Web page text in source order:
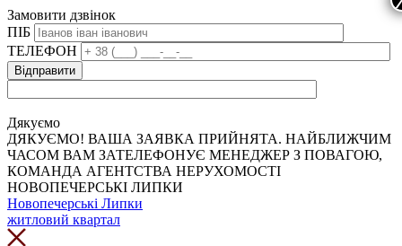
Замовити дзвінок
ПІБ
ТЕЛЕФОН
Дякуємо
ДЯКУЄМО! ВАША ЗАЯВКА ПРИЙНЯТА. НАЙБЛИЖЧИМ
ЧАСОМ ВАМ ЗАТЕЛЕФОНУЄ МЕНЕДЖЕР З ПОВАГОЮ,
КОМАНДА АГЕНТСТВА НЕРУХОМОСТІ
НОВОПЕЧЕРСЬКІ ЛИПКИ
Новопечерські Липки
житловий квартал